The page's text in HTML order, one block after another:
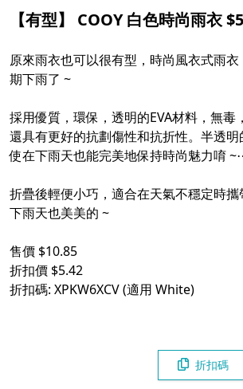
【有型】 COOY 白色時尚雨衣
原來雨衣也可以很有型，時尚風衣式雨
期下雨了 ~
採用優質，環保，透明的EVA材料，無毒
還具有更好的抗劃傷性和抗折性。半透
使在下雨天也能完美地保持時尚魅力唷
折疊後輕便小巧，適合在天氣不穩定時攜
下雨天也美美的 ~
售價 $10.85
折扣價 $5.42
折扣碼: XPKW6XCV (適用 White)
折扣碼